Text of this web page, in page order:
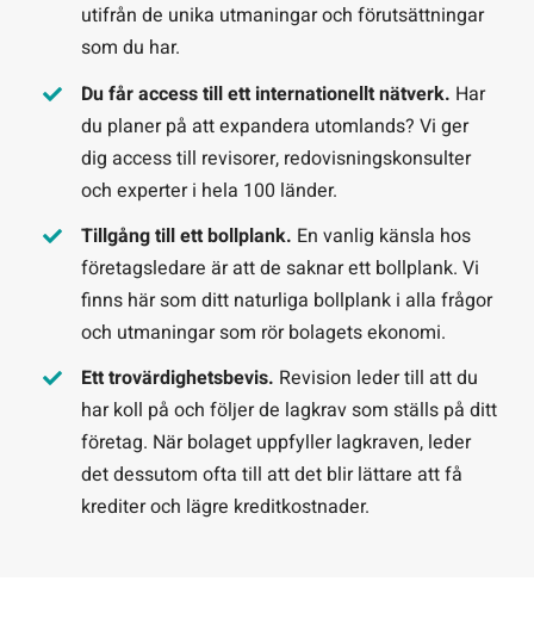
utifrån de unika utmaningar och förutsättningar
som du har.
Du får access till ett internationellt nätverk. Har
du planer på att expandera utomlands? Vi ger
dig access till revisorer, redovisningskonsulter
och experter i hela 100 länder.
Tillgång till ett bollplank. En vanlig känsla hos
företagsledare är att de saknar ett bollplank. Vi
finns här som ditt naturliga bollplank i alla frågor
och utmaningar som rör bolagets ekonomi.
Ett trovärdighetsbevis. Revision leder till att du
har koll på och följer de lagkrav som ställs på ditt
företag. När bolaget uppfyller lagkraven, leder
det dessutom ofta till att det blir lättare att få
krediter och lägre kreditkostnader.